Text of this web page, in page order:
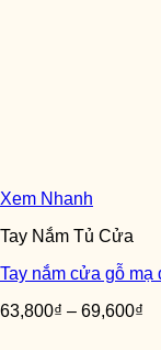
Xem Nhanh
Tay Nắm Tủ Cửa
Tay nắm cửa gỗ mạ
63,800₫ – 69,600₫